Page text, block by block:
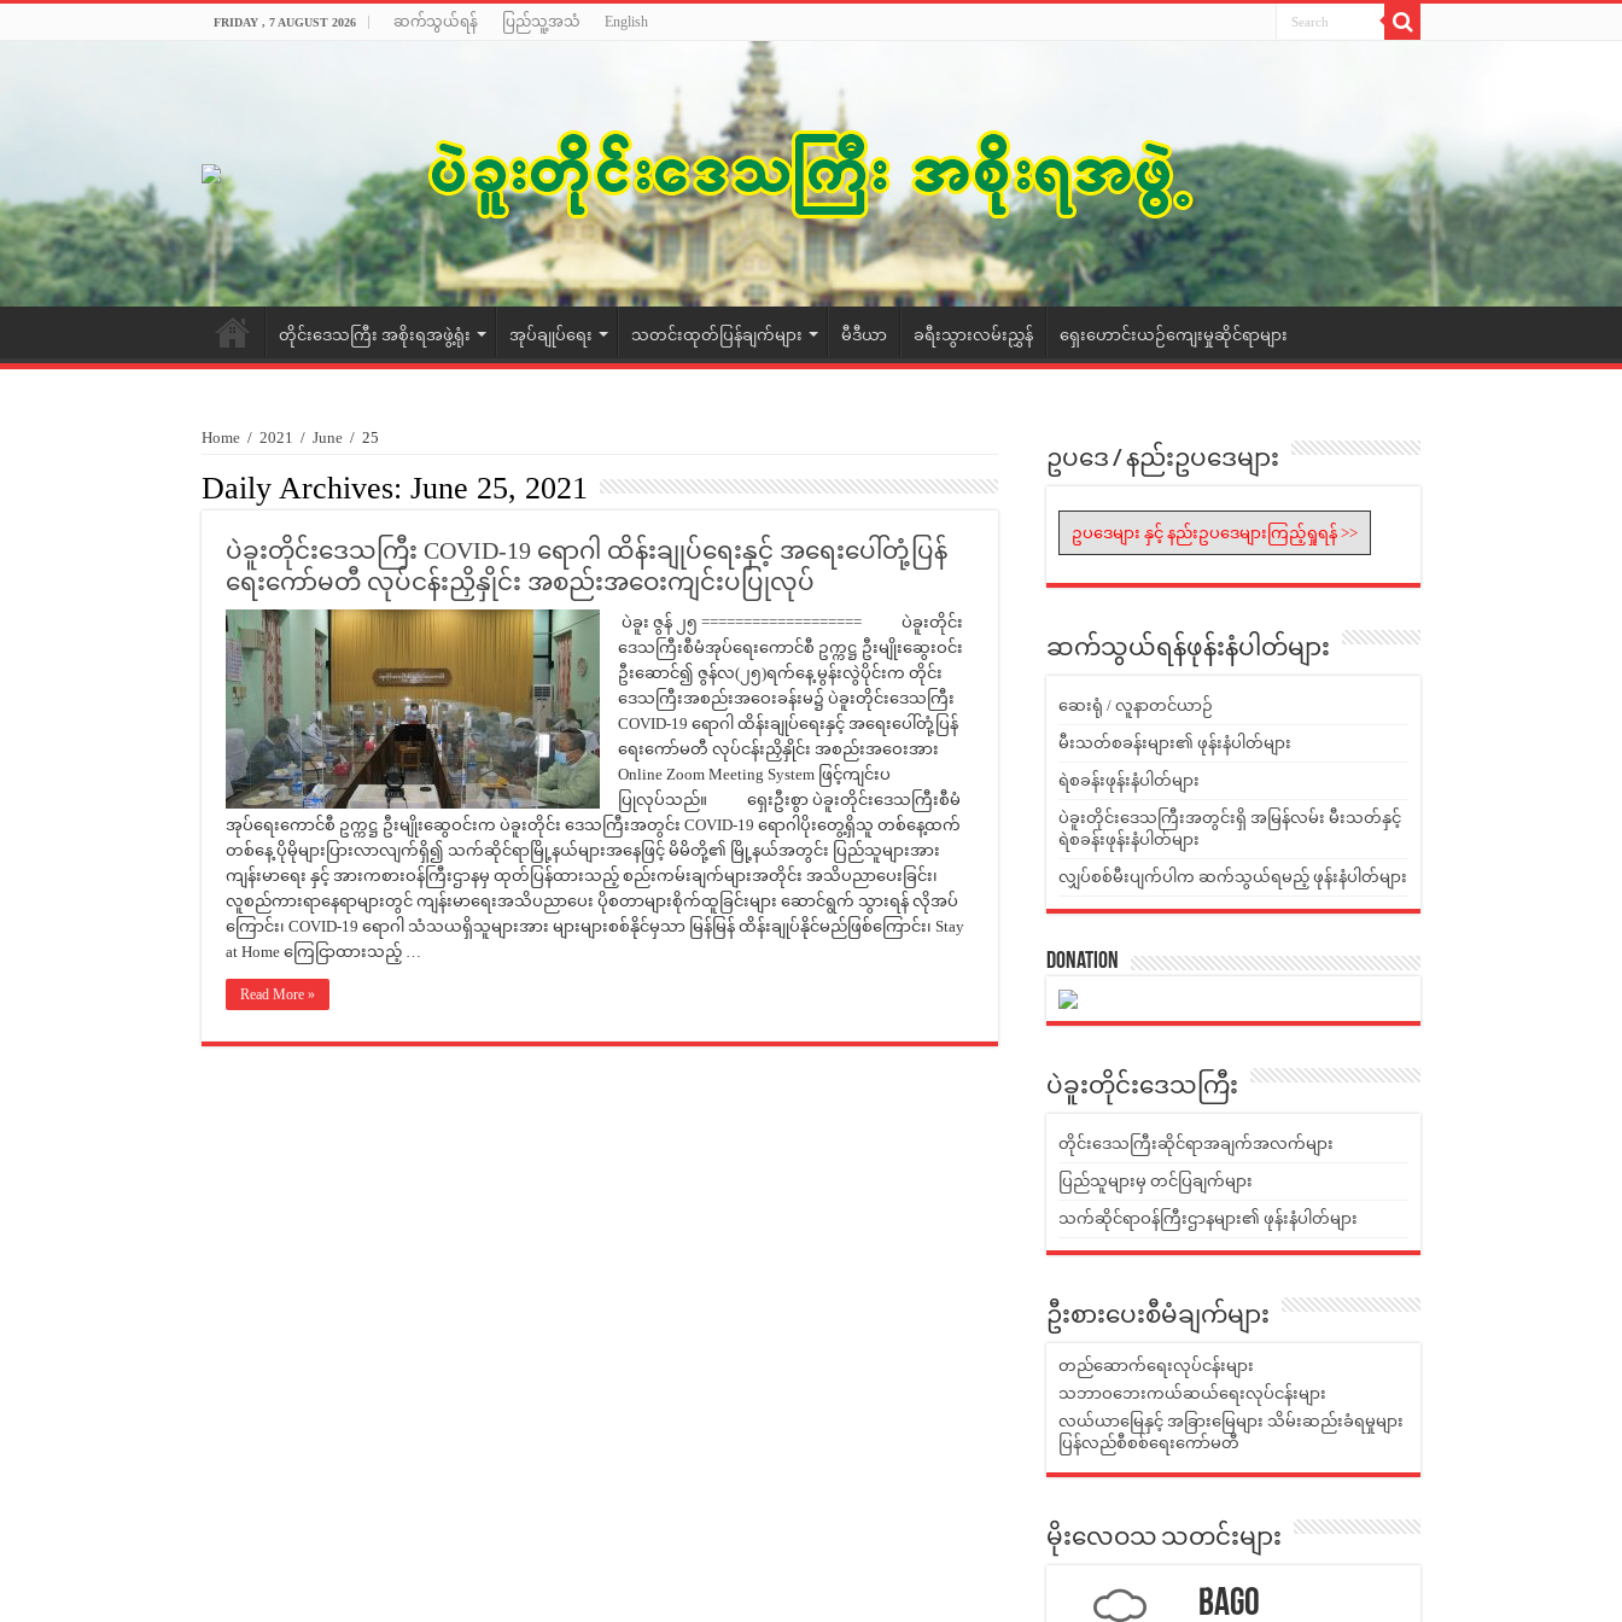
FRIDAY , 7 AUGUST 2026 ဆက်သွယ်ရန် ပြည်သူ့အသံ English
တိုင်းဒေသကြီး အစိုးရအဖွဲ့ရုံး အုပ်ချုပ်ရေး သတင်းထုတ်ပြန်ချက်များ မီဒီယာ ခရီးသွားလမ်းညွှန် ရှေးဟောင်းယဉ်ကျေးမှုဆိုင်ရာများ
Home / 2021 / June / 25
Daily Archives: June 25, 2021
ပဲခူးတိုင်းဒေသကြီး COVID-19 ရောဂါ ထိန်းချုပ်ရေးနှင့် အရေးပေါ်တုံ့ပြန်
ရေးကော်မတီ လုပ်ငန်းညှိနှိုင်း အစည်းအဝေးကျင်းပပြုလုပ်
ပဲခူး ဇွန် ၂၅ =================== ပဲခူးတိုင်း
ဒေသကြီးစီမံအုပ်ရေးကောင်စီ ဥက္ကဋ္ဌ ဦးမျိုးဆွေးဝင်း
ဦးဆောင်၍ ဇွန်လ(၂၅)ရက်နေ့ မွန်းလွဲပိုင်းက တိုင်း
ဒေသကြီးအစည်းအဝေးခန်းမ၌ ပဲခူးတိုင်းဒေသကြီး
COVID-19 ရောဂါ ထိန်းချုပ်ရေးနှင့် အရေးပေါ်တုံ့ပြန်
ရေးကော်မတီ လုပ်ငန်းညှိနှိုင်း အစည်းအဝေးအား
Online Zoom Meeting System ဖြင့်ကျင်းပ
ပြုလုပ်သည်။ ရှေးဦးစွာ ပဲခူးတိုင်းဒေသကြီးစီမံ
အုပ်ရေးကောင်စီ ဥက္ကဋ္ဌ ဦးမျိုးဆွေဝင်းက ပဲခူးတိုင်း ဒေသကြီးအတွင်း COVID-19 ရောဂါပိုးတွေ့ရှိသူ တစ်နေ့ထက်
တစ်နေ့ ပိုမိုများပြားလာလျက်ရှိ၍ သက်ဆိုင်ရာမြို့နယ်များအနေဖြင့် မိမိတို့၏ မြို့နယ်အတွင်း ပြည်သူများအား
ကျန်းမာရေး နှင့် အားကစားဝန်ကြီးဌာနမှ ထုတ်ပြန်ထားသည့် စည်းကမ်းချက်များအတိုင်း အသိပညာပေးခြင်း၊
လူစည်ကားရာနေရာများတွင် ကျန်းမာရေးအသိပညာပေး ပိုစတာများစိုက်ထူခြင်းများ ဆောင်ရွက် သွားရန် လိုအပ်
ကြောင်း၊ COVID-19 ရောဂါ သံသယရှိသူများအား များများစစ်နိုင်မှသာ မြန်မြန် ထိန်းချုပ်နိုင်မည်ဖြစ်ကြောင်း၊ Stay
at Home ကြေငြာထားသည့် …
Read More »
ဥပဒေ / နည်းဥပဒေများ
ဥပဒေများ နှင့် နည်းဥပဒေများကြည့်ရှုရန် >>
ဆက်သွယ်ရန်ဖုန်းနံပါတ်များ
ဆေးရုံ / လူနာတင်ယာဉ်
မီးသတ်စခန်းများ၏ ဖုန်းနံပါတ်များ
ရဲစခန်းဖုန်းနံပါတ်များ
ပဲခူးတိုင်းဒေသကြီးအတွင်းရှိ အမြန်လမ်း မီးသတ်နှင့်
ရဲစခန်းဖုန်းနံပါတ်များ
လျှပ်စစ်မီးပျက်ပါက ဆက်သွယ်ရမည့် ဖုန်းနံပါတ်များ
Donation
ပဲခူးတိုင်းဒေသကြီး
တိုင်းဒေသကြီးဆိုင်ရာအချက်အလက်များ
ပြည်သူများမှ တင်ပြချက်များ
သက်ဆိုင်ရာဝန်ကြီးဌာနများ၏ ဖုန်းနံပါတ်များ
ဦးစားပေးစီမံချက်များ
တည်ဆောက်ရေးလုပ်ငန်းများ
သဘာဝဘေးကယ်ဆယ်ရေးလုပ်ငန်းများ
လယ်ယာမြေနှင့် အခြားမြေများ သိမ်းဆည်းခံရမှုများ
ပြန်လည်စီစစ်ရေးကော်မတီ
မိုးလေဝသ သတင်းများ
Bago